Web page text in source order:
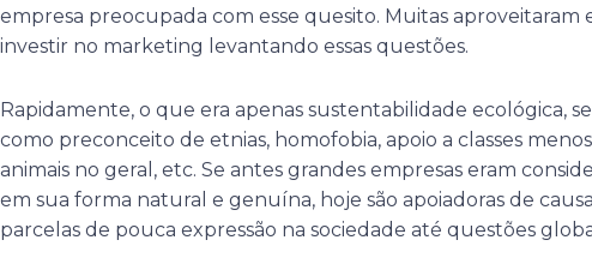
empresa preocupada com esse quesito. Muitas aproveitaram
investir no marketing levantando essas questões.
Rapidamente, o que era apenas sustentabilidade ecológica,
como preconceito de etnias, homofobia, apoio a classes
animais no geral, etc. Se antes grandes empresas eram
em sua forma natural e genuína, hoje são apoiadoras de
parcelas de pouca expressão na sociedade até questões